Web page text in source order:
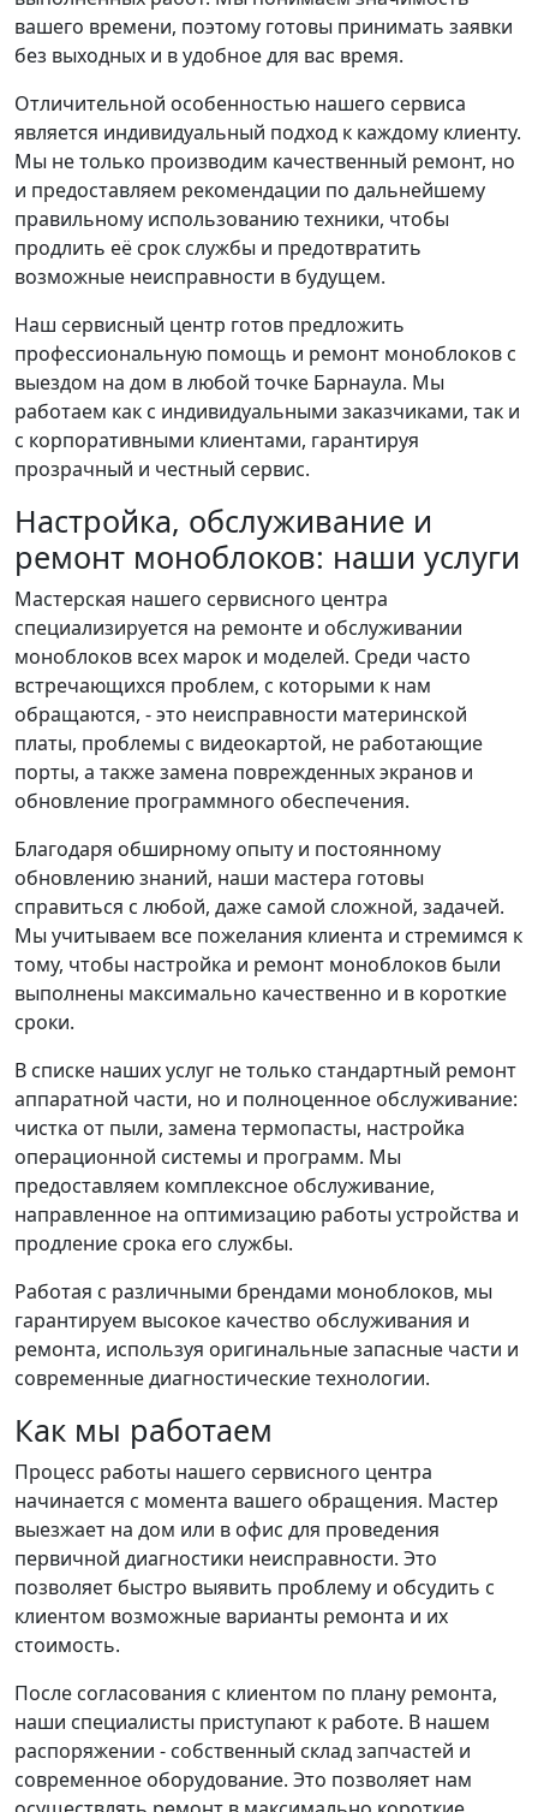
вашего времени, поэтому готовы принимать заявки
без выходных и в удобное для вас время.
Отличительной особенностью нашего сервиса
является индивидуальный подход к каждому клиенту.
Мы не только производим качественный ремонт, но
и предоставляем рекомендации по дальнейшему
правильному использованию техники, чтобы
продлить её срок службы и предотвратить
возможные неисправности в будущем.
Наш сервисный центр готов предложить
профессиональную помощь и ремонт моноблоков с
выездом на дом в любой точке Барнаула. Мы
работаем как с индивидуальными заказчиками, так и
с корпоративными клиентами, гарантируя
прозрачный и честный сервис.
Настройка, обслуживание и
ремонт моноблоков: наши услуги
Мастерская нашего сервисного центра
специализируется на ремонте и обслуживании
моноблоков всех марок и моделей. Среди часто
встречающихся проблем, с которыми к нам
обращаются, - это неисправности материнской
платы, проблемы с видеокартой, не работающие
порты, а также замена поврежденных экранов и
обновление программного обеспечения.
Благодаря обширному опыту и постоянному
обновлению знаний, наши мастера готовы
справиться с любой, даже самой сложной, задачей.
Мы учитываем все пожелания клиента и стремимся к
тому, чтобы настройка и ремонт моноблоков были
выполнены максимально качественно и в короткие
сроки.
В списке наших услуг не только стандартный ремонт
аппаратной части, но и полноценное обслуживание:
чистка от пыли, замена термопасты, настройка
операционной системы и программ. Мы
предоставляем комплексное обслуживание,
направленное на оптимизацию работы устройства и
продление срока его службы.
Работая с различными брендами моноблоков, мы
гарантируем высокое качество обслуживания и
ремонта, используя оригинальные запасные части и
современные диагностические технологии.
Как мы работаем
Процесс работы нашего сервисного центра
начинается с момента вашего обращения. Мастер
выезжает на дом или в офис для проведения
первичной диагностики неисправности. Это
позволяет быстро выявить проблему и обсудить с
клиентом возможные варианты ремонта и их
стоимость.
После согласования с клиентом по плану ремонта,
наши специалисты приступают к работе. В нашем
распоряжении - собственный склад запчастей и
современное оборудование. Это позволяет нам